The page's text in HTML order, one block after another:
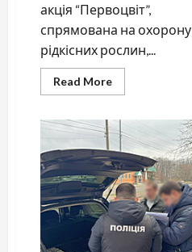
акція “Первоцвіт”,
спрямована на охорону
рідкісних рослин,...
Read MoreRead
more
акція
“Первоцвіт”
набирає
обертів